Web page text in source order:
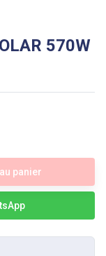
570W
panier